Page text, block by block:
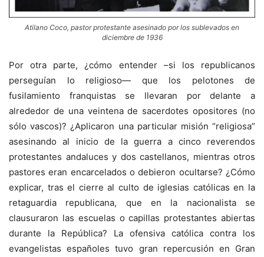
Atilano Coco, pastor protestante asesinado por los sublevados en
diciembre de 1936
Por otra parte, ¿cómo entender –si los republicanos
perseguían lo religioso— que los pelotones de
fusilamiento franquistas se llevaran por delante a
alrededor de una veintena de sacerdotes opositores (no
sólo vascos)? ¿Aplicaron una particular misión “religiosa”
asesinando al inicio de la guerra a cinco reverendos
protestantes andaluces y dos castellanos, mientras otros
pastores eran encarcelados o debieron ocultarse? ¿Cómo
explicar, tras el cierre al culto de iglesias católicas en la
retaguardia republicana, que en la nacionalista se
clausuraron las escuelas o capillas protestantes abiertas
durante la República? La ofensiva católica contra los
evangelistas españoles tuvo gran repercusión en Gran